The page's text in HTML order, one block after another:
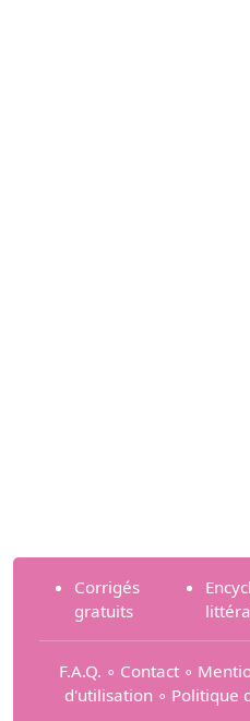
Corrigés
gratuits
F.A.Q. ∘ Contact ∘
d'utilisation ∘ Politique